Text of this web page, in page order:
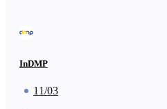
InDMP
11/03